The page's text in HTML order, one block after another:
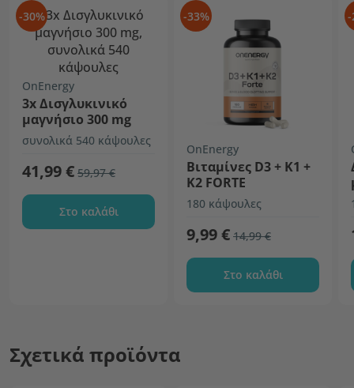
-30%
OnEnergy
3x Δισγλυκινικό
μαγνήσιο 300 mg
συνολικά 540 κάψουλες
41,99 € 59,97 €
Στο καλάθι
-33%
OnEnergy
Βιταμίνες D3 + K1 +
K2 FORTE
180 κάψουλες
9,99 € 14,99 €
Στο καλάθι
-
Σχετικά προϊόντα